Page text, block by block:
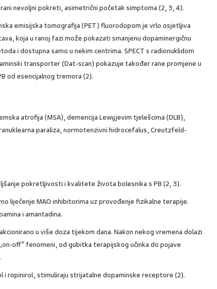
nevoljni pokreti, asimetrični početak simptoma (2, 3, 4).
emisijska tomografija (PET) fluorodopom je vrlo osjetljiva
koja u ranoj fazi može pokazati smanjenu dopaminergičnu
i dostupna samo u nekim centrima. SPECT s radionuklidom
transporter (Dat-scan) pokazuje također rane promjene u
od esencijalnog tremora (2).
atrofija (MSA), demencija Lewyjevim tjelešcima (DLB),
paraliza, normotenzivni hidrocefalus, Creutzfeld-
pokretljivosti i kvalitete života bolesnika s PB (2, 3).
liječenje MAO inhibitorima uz provođenje fizikalne terapije.
i amantadina.
u više doza tijekom dana. Nakon nekog vremena dolazi
off“ fenomeni, od gubitka terapijskog učinka do pojave
i ropinirol, stimuliraju strijatalne dopaminske receptore (2).